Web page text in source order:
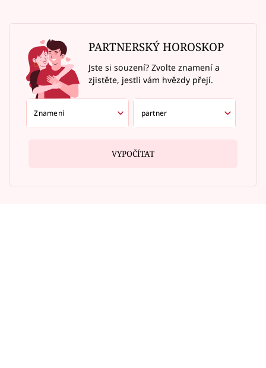
PARTNERSKÝ HOROSKOP
Jste si souzení? Zvolte znamení a
zjistěte, jestli vám hvězdy přejí.
VYPOČÍTAT